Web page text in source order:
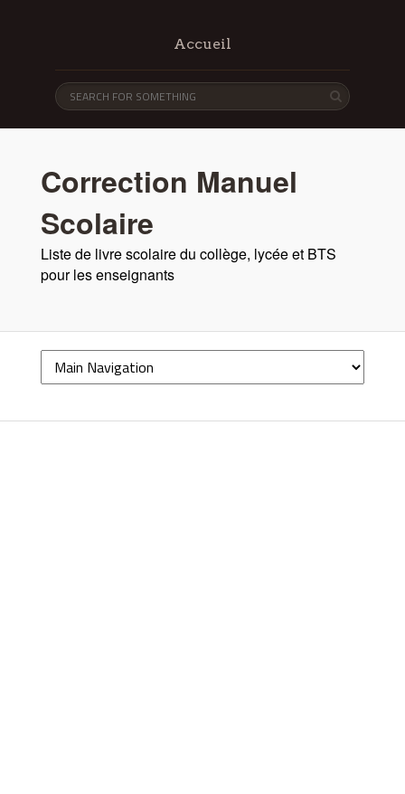
Accueil
Correction Manuel
Scolaire
Liste de livre scolaire du collège, lycée et BTS
pour les enseignants